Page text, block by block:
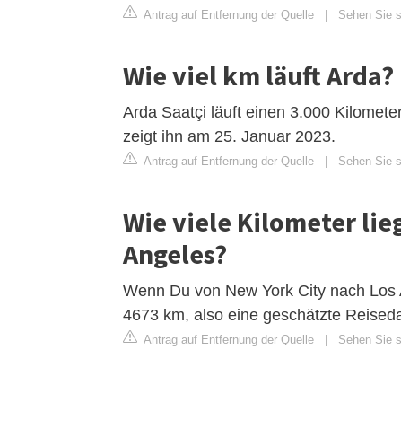
Antrag auf Entfernung der Quelle | Sehen Sie
Wie viel km läuft Arda?
Arda Saatçi läuft einen 3.000
zeigt ihn am 25. Januar 2023.
Antrag auf Entfernung der Quelle | Sehen Sie
Wie viele Kilometer
Angeles?
Wenn Du von New York City nach
4673 km, also eine geschätzte
Antrag auf Entfernung der Quelle | Sehen Sie